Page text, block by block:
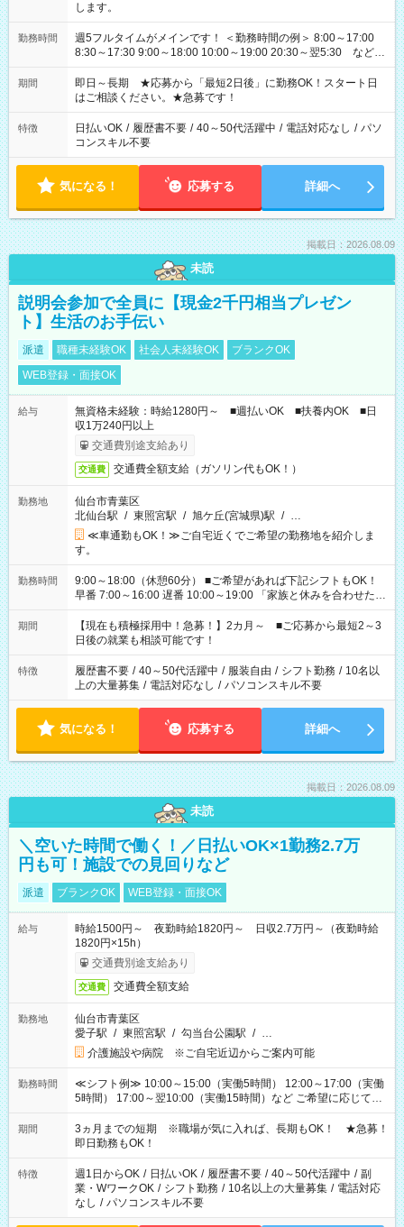
します。
勤務時間
週5フルタイムがメインです！ ＜勤務時間の例＞ 8:00～17:00
8:30～17:30 9:00～18:00 10:00～19:00 20:30～翌5:30 など ★
その他にも勤務時間多数！ 日勤のみ、残業なし、交替制など
ご希望を教えてください！
期間
即日～長期 ★応募から「最短2日後」に勤務OK！スタート日
はご相談ください。★急募です！
特徴 日払いOK / 履歴書不要 / 40～50代活躍中 / 電話対応なし / パソ
コンスキル不要
気になる！ 応募する 詳細へ
掲載日：2026.08.09
未読
説明会参加で全員に【現金2千円相当プレゼン
ト】生活のお手伝い
派遣 職種未経験OK 社会人未経験OK
ブランクOK
WEB登録・面接OK
給与
無資格未経験：時給1280円～ ■週払いOK ■扶養内OK ■日
収1万240円以上
交通費別途支給あり
交通費 交通費全額支給（ガソリン代もOK！）
勤務地
仙台市青葉区
北仙台駅 / 東照宮駅 / 旭ケ丘(宮城県)駅 / …
≪車通勤もOK！≫ご自宅近くでご希望の勤務地を紹介しま
す。
勤務時間
9:00～18:00（休憩60分） ■ご希望があれば下記シフトもOK！
早番 7:00～16:00 遅番 10:00～19:00 「家族と休みを合わせた
い」 「余裕を持って夕飯の準備がしたい」 「できれば残業はし
たくない」 など、ご希望を教えてくださいね。 ※Wワーク希望
の方へ 今ご覧のお仕事で希望する勤務時間と、もう1つのお仕事
の勤務時間。 合計で週40時間を超える場合は応募できません。
期間
【現在も積極採用中！急募！】2カ月～ ■ご応募から最短2～3
日後の就業も相談可能です！
特徴 履歴書不要 / 40～50代活躍中 / 服装自由 / シフト勤務 / 10名以
上の大量募集 / 電話対応なし / パソコンスキル不要
気になる！ 応募する 詳細へ
掲載日：2026.08.09
未読
＼空いた時間で働く！／日払いOK×1勤務2.7万
円も可！施設での見回りなど
派遣 ブランクOK WEB登録・面接OK
給与
時給1500円～ 夜勤時給1820円～ 日収2.7万円～（夜勤時給
1820円×15h）
交通費別途支給あり
交通費 交通費全額支給
勤務地
仙台市青葉区
愛子駅 / 東照宮駅 / 勾当台公園駅 / …
介護施設や病院 ※ご自宅近辺からご案内可能
勤務時間
≪シフト例≫ 10:00～15:00（実働5時間） 12:00～17:00（実働
5時間） 17:00～翌10:00（実働15時間）など ご希望に応じて、
働く時間は調整できます！ お気軽に担当へ相談ください！
期間
3ヵ月までの短期 ※職場が気に入れば、長期もOK！ ★急募！
即日勤務もOK！
特徴 週1日からOK / 日払いOK / 履歴書不要 / 40～50代活躍中 / 副
業・WワークOK / シフト勤務 / 10名以上の大量募集 / 電話対応
なし / パソコンスキル不要